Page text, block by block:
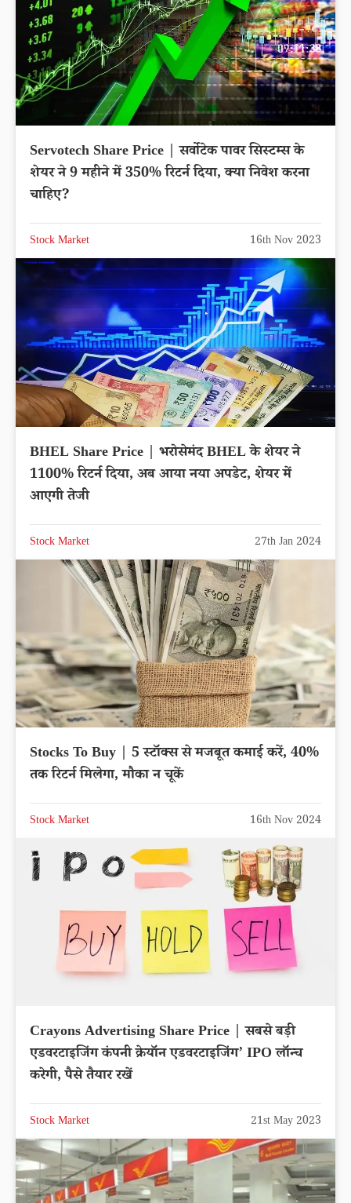
Servotech Share Price | सर्वोटेक पावर सिस्टम्स के
शेयर ने 9 महीने में 350% रिटर्न दिया, क्या निवेश करना
चाहिए?
Stock Market 16th Nov 2023
BHEL Share Price | भरोसेमंद BHEL के शेयर ने
1100% रिटर्न दिया, अब आया नया अपडेट, शेयर में
आएगी तेजी
Stock Market 27th Jan 2024
Stocks To Buy | 5 स्टॉक्स से मजबूत कमाई करें, 40%
तक रिटर्न मिलेगा, मौका न चूकें
Stock Market 16th Nov 2024
Crayons Advertising Share Price | सबसे बड़ी
एडवरटाइजिंग कंपनी क्रेयॉन एडवरटाइजिंग’ IPO लॉन्च
करेगी, पैसे तैयार रखें
Stock Market 21st May 2023